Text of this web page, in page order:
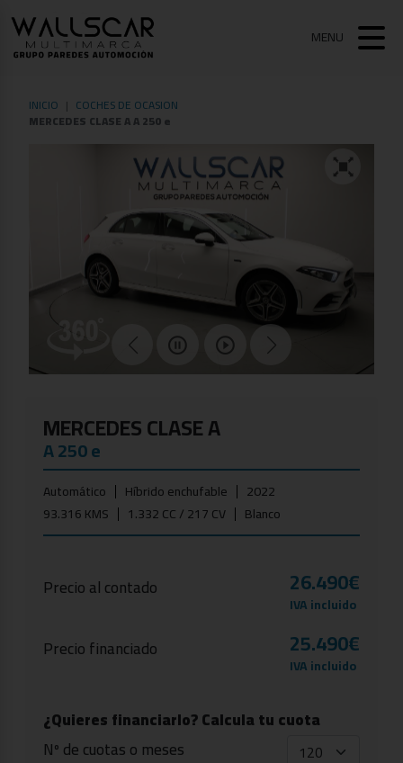
MENU
INICIO COCHES DE OCASION
MERCEDES CLASE A A 250 e
MERCEDES CLASE A
A 250 e
Automático Híbrido enchufable
2022
93.316 KMS
1.332 CC / 217 CV Blanco
Precio al contado 26.490€
IVA incluido
Precio financiado 25.490€
IVA incluido
¿Quieres financiarlo? Calcula tu cuota
Nº de cuotas o meses